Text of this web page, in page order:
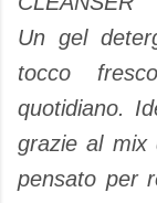
Un gel
tocco
quotidiano.
grazie al mix
pensato per